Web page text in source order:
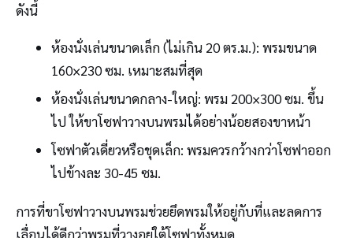
ดังนี้
ห้องนั่งเล่นขนาดเล็ก (ไม่เกิน 20 ตร.ม.): พรมขนาด
160×230 ซม. เหมาะสมที่สุด
ห้องนั่งเล่นขนาดกลาง-ใหญ่: พรม 200×300 ซม. ขึ้น
ไป ให้ขาโซฟาวางบนพรมได้อย่างน้อยสองขาหน้า
โซฟาตัวเดี่ยวหรือชุดเล็ก: พรมควรกว้างกว่าโซฟาออก
ไปข้างละ 30-45 ซม.
การที่ขาโซฟาวางบนพรมช่วยยึดพรมให้อยู่กับที่และลดการ
เลื่อนได้ดีกว่าพรมที่วางอยู่ใต้โซฟาทั้งหมด